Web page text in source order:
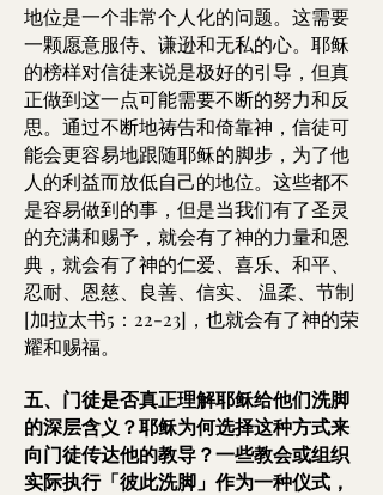
地位是一个非常个人化的问题。这需要
一颗愿意服侍、谦逊和无私的心。耶稣
的榜样对信徒来说是极好的引导，但真
正做到这一点可能需要不断的努力和反
思。通过不断地祷告和倚靠神，信徒可
能会更容易地跟随耶稣的脚步，为了他
人的利益而放低自己的地位。这些都不
是容易做到的事，但是当我们有了圣灵
的充满和赐予，就会有了神的力量和恩
典，就会有了神的仁爱、喜乐、和平、
忍耐、恩慈、良善、信实、 温柔、节制
[加拉太书5：22-23]，也就会有了神的荣
耀和赐福。
五、门徒是否真正理解耶稣给他们洗脚
的深层含义？耶稣为何选择这种方式来
向门徒传达他的教导？一些教会或组织
实际执行「彼此洗脚」作为一种仪式，